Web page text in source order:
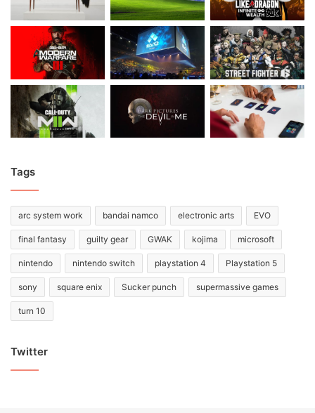
Tags
arc system work bandai namco electronic arts EVO
final fantasy guilty gear GWAK kojima microsoft
nintendo nintendo switch playstation 4 Playstation 5
sony square enix Sucker punch supermassive games
turn 10
Twitter